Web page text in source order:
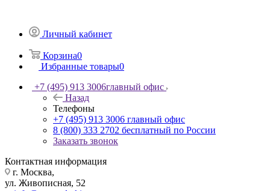
Личный кабинет
Корзина0
Избранные товары0
+7 (495) 913 3006главный офис
Назад
Телефоны
+7 (495) 913 3006 главный офис
8 (800) 333 2702 бесплатный по России
Заказать звонок
Контактная информация
г. Москва,
ул. Живописная, 52